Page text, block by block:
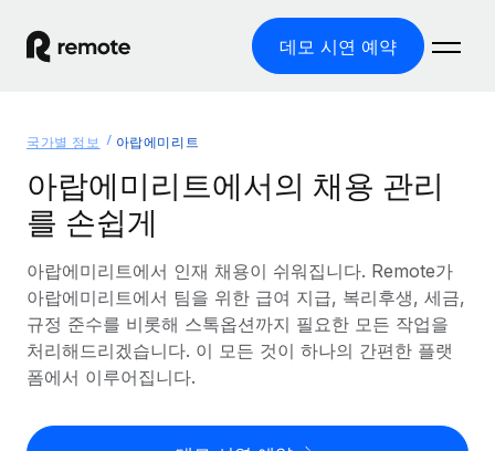
데모 시연 예약
글로벌 고용
글로벌 급여
규정을 준수하며 급여 지급을 손쉽게 처리
기록상 고용주(EOR)
법인 설립 비용 없이 전 세계로 사업을 확장
솔루션
글로벌 서비스 제공
국가별 정보
국가별 글로벌 채용 지원 알아보기
미국 주별 정보
리소스
도구 및 계산기
오분류 리스크 평가 도구
요금
한국어
국가별 정보 아랍에미리트
아랍에미리트에서의 채용 관리
를 손쉽게
아랍에미리트에서 인재 채용이 쉬워집니다. Remote가
아랍에미리트에서 팀을 위한 급여 지급, 복리후생, 세금,
규정 준수를 비롯해 스톡옵션까지 필요한 모든 작업을
처리해드리겠습니다. 이 모든 것이 하나의 간편한 플랫
폼에서 이루어집니다.